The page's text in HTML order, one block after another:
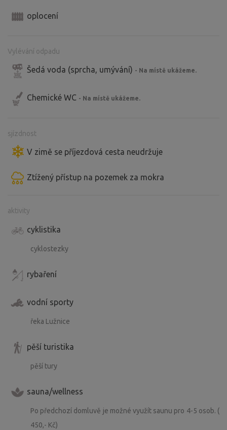
oplocení
Vylévání odpadu
Šedá voda (sprcha, umývání) - Na místě ukážeme.
Chemické WC - Na místě ukážeme.
sjízdnost
V zimě se příjezdová cesta neudržuje
Ztížený přístup na pozemek za mokra
aktivity
cyklistika
cyklostezky
rybaření
vodní sporty
řeka Lužnice
pěší turistika
pěší tury
sauna/wellness
Po předchozí domluvě je možné využít saunu pro 4-5 osob. (
450,- Kč)